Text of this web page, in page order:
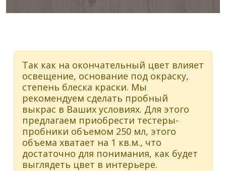
Так как на окончательный цвет влияет
освещение, основание под окраску,
степень блеска краски. Мы
рекомендуем сделать пробный
выкрас в Ваших условиях. Для этого
предлагаем приобрести тестеры-
пробники объемом 250 мл, этого
объема хватает на 1 кв.м., что
достаточно для понимания, как будет
выглядеть цвет в интерьере.